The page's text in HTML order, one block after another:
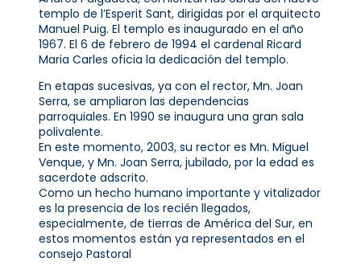
templo de l’Esperit Sant, dirigidas por el arquitecto
Manuel Puig. El templo es inaugurado en el año
1967. El 6 de febrero de 1994 el cardenal Ricard
Maria Carles oficia la dedicación del templo.
En etapas sucesivas, ya con el rector, Mn. Joan
Serra, se ampliaron las dependencias
parroquiales. En 1990 se inaugura una gran sala
polivalente.
En este momento, 2003, su rector es Mn. Miguel
Venque, y Mn. Joan Serra, jubilado, por la edad es
sacerdote adscrito.
Como un hecho humano importante y vitalizador
es la presencia de los recién llegados,
especialmente, de tierras de América del Sur, en
estos momentos están ya representados en el
consejo Pastoral